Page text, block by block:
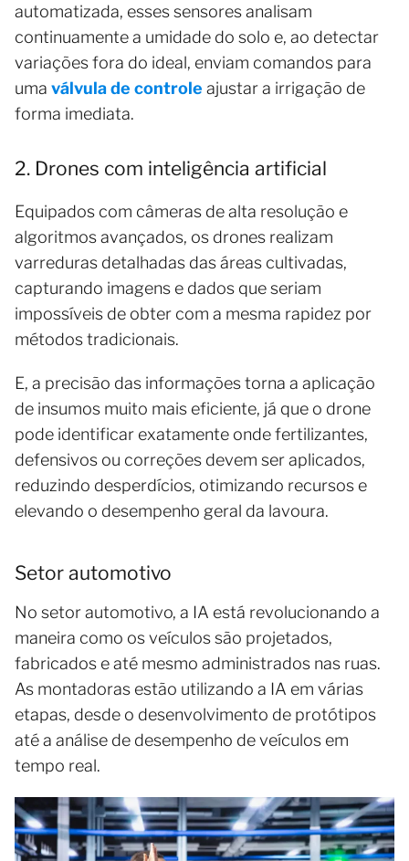
automatizada, esses sensores analisam
continuamente a umidade do solo e, ao detectar
variações fora do ideal, enviam comandos para
uma válvula de controle ajustar a irrigação de
forma imediata.
2. Drones com inteligência artificial
Equipados com câmeras de alta resolução e
algoritmos avançados, os drones realizam
varreduras detalhadas das áreas cultivadas,
capturando imagens e dados que seriam
impossíveis de obter com a mesma rapidez por
métodos tradicionais.
E, a precisão das informações torna a aplicação
de insumos muito mais eficiente, já que o drone
pode identificar exatamente onde fertilizantes,
defensivos ou correções devem ser aplicados,
reduzindo desperdícios, otimizando recursos e
elevando o desempenho geral da lavoura.
Setor automotivo
No setor automotivo, a IA está revolucionando a
maneira como os veículos são projetados,
fabricados e até mesmo administrados nas ruas.
As montadoras estão utilizando a IA em várias
etapas, desde o desenvolvimento de protótipos
até a análise de desempenho de veículos em
tempo real.